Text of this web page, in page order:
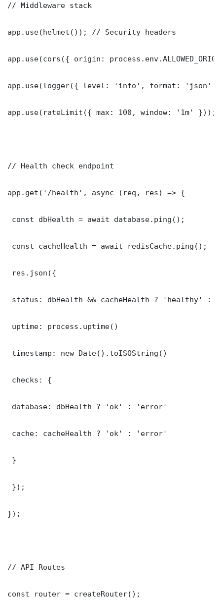
// Middleware stack
app.use(helmet()); // Security headers
app.use(cors({ origin:
app.use(logger({ level: 'info', format: 'json'
app.use(rateLimit({ max: 100, window: '1m' }));
// Health check endpoint
app.get('/health', async (req, res) => {
const dbHealth = await database.ping();
const cacheHealth = await redisCache.ping();
res.json({
status: dbHealth && cacheHealth ? 'healthy' :
uptime: process.uptime()
timestamp: new Date().toISOString()
checks: {
database: dbHealth ? 'ok' : 'error'
cache: cacheHealth ? 'ok' : 'error'
}
});
});
// API Routes
const router = createRouter();